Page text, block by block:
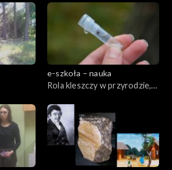
e-szkoła – nauka
Rola kleszczy w przyrodzie,